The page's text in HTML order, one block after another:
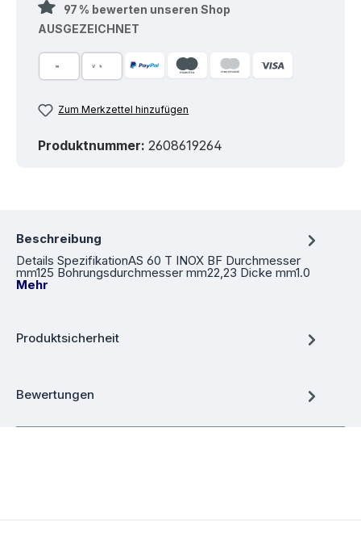
97 % bewerten unseren Shop
AUSGEZEICHNET
Zum Merkzettel hinzufügen
Produktnummer: 2608619264
Beschreibung
Details SpezifikationAS 60 T INOX BF Durchmesser
mm125 Bohrungsdurchmesser mm22,23 Dicke mm1.0
Mehr
Produktsicherheit
Bewertungen